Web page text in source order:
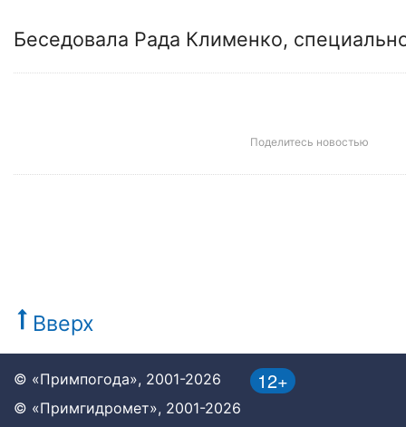
Беседовала Рада Клименко,
Поделитесь новостью
Вверх
12+
© «Примпогода», 2001-2026
© «Примгидромет», 2001-2026